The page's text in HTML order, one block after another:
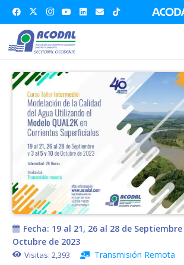
Fecha: 19 al 21, 26 al 28 de
Octubre de 2023
Visitas:2,393 Transmisión Remota